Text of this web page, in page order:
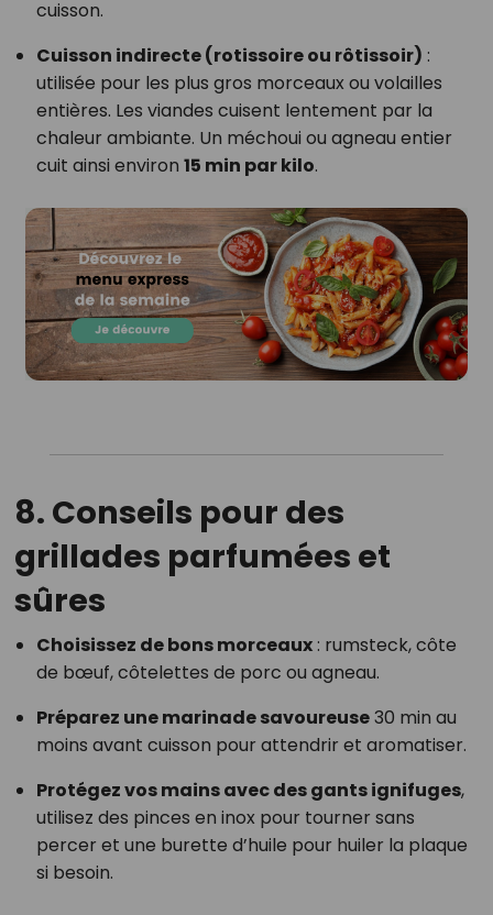
cuisson.
Cuisson indirecte (rotissoire ou rôtissoir) :
utilisée pour les plus gros morceaux ou volailles
entières. Les viandes cuisent lentement par la
chaleur ambiante. Un méchoui ou agneau entier
cuit ainsi environ 15 min par kilo.
8. Conseils pour des
grillades parfumées et
sûres
Choisissez de bons morceaux: rumsteck, côte
de bœuf, côtelettes de porc ou agneau.
Préparez une marinade savoureuse30 min au
moins avant cuisson pour attendrir et aromatiser.
Protégez vos mains avec des gants ignifuges,
utilisez des pinces en inox pour tourner sans
percer et une burette d’huile pour huiler la plaque
si besoin.